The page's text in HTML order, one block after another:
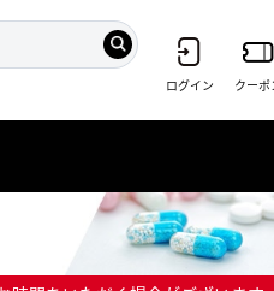
ログイン クーポ